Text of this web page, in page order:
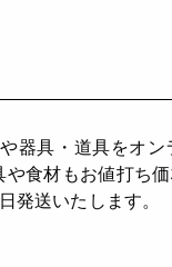
器具・道具をオ
食材もお値打ち
送いたします。